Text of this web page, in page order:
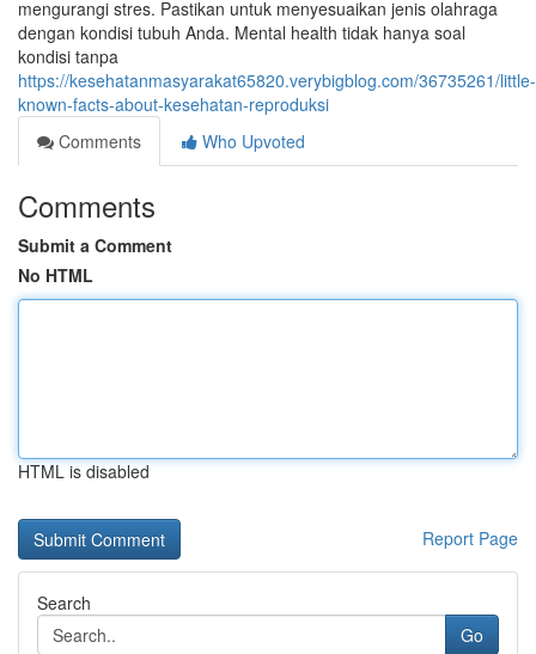
mengurangi stres. Pastikan untuk menyesuaikan jenis olahraga
dengan kondisi tubuh Anda. Mental health tidak hanya soal
kondisi tanpa
https://kesehatanmasyarakat65820.verybigblog.com/36735261/little-
known-facts-about-kesehatan-reproduksi
Comments
Who Upvoted
Comments
Submit a Comment
No HTML
HTML is disabled
Report Page
Search
Go